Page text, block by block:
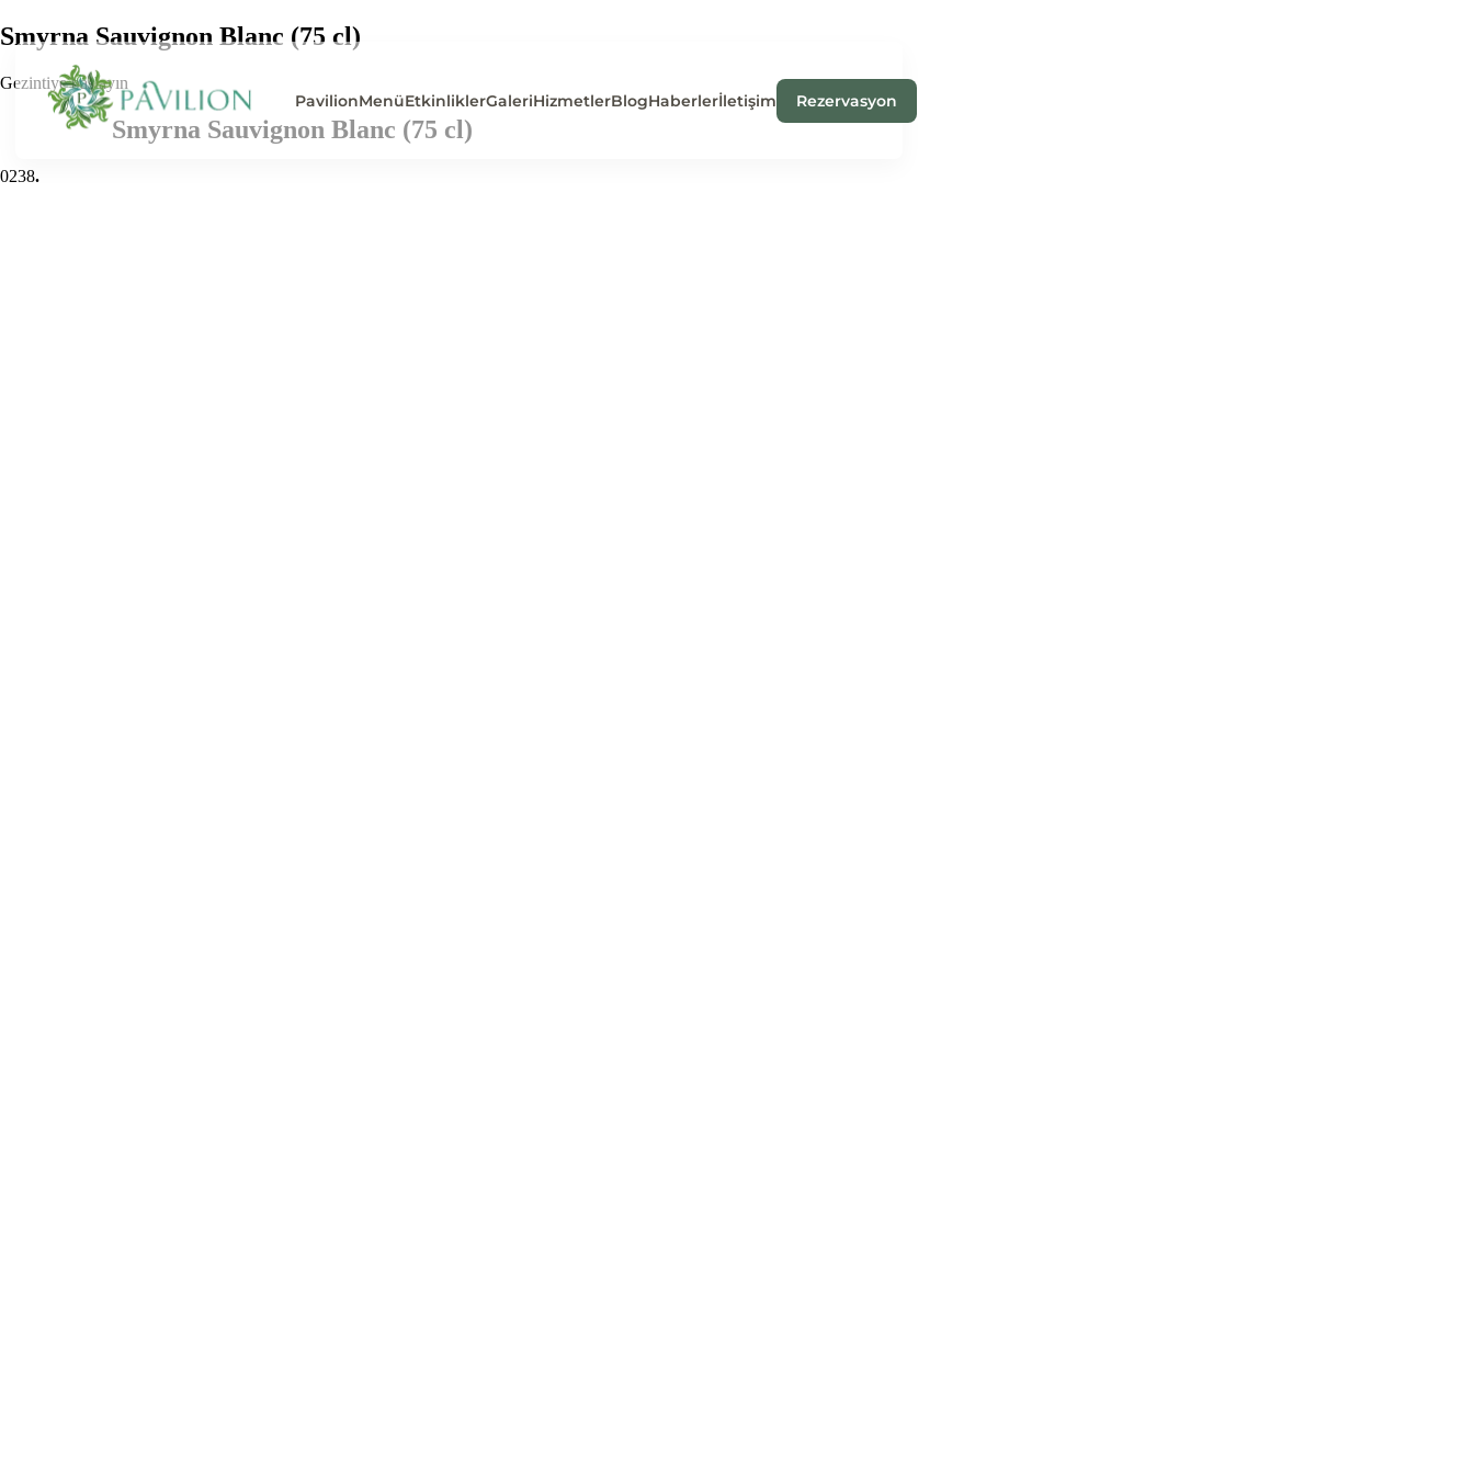
PavilionMenüEtkinliklerGaleriHizmetlerBlogHaberlerİletişim Rezervasyon
Smyrna Sauvignon Blanc (75 cl)
Gezintiye başlayın
Smyrna Sauvignon Blanc (75 cl)
0238.